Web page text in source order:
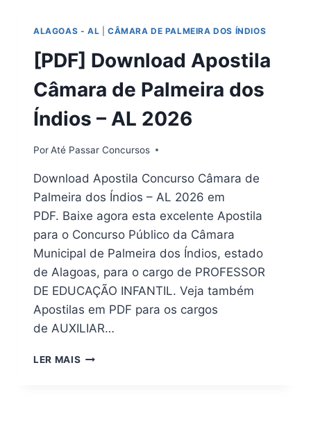
EM
PDF
ALAGOAS - AL CÂMARA DE PALMEIRA DOS ÍNDIOS
[PDF] Download Apostila
Câmara de Palmeira dos
Índios – AL 2026
PorAté Passar Concursos
Download Apostila Concurso Câmara de
Palmeira dos Índios – AL 2026 em
PDF. Baixe agora esta excelente Apostila
para o Concurso Público da Câmara
Municipal de Palmeira dos Índios, estado
de Alagoas, para o cargo de PROFESSOR
DE EDUCAÇÃO INFANTIL. Veja também
Apostilas em PDF para os cargos
de AUXILIAR…
LER MAIS [PDF]